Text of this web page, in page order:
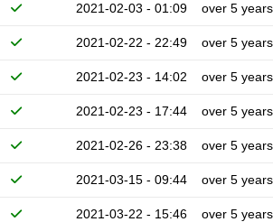
2021-02-03 - 01:09 over 5 years
2021-02-22 - 22:49 over 5 years
2021-02-23 - 14:02 over 5 years
2021-02-23 - 17:44 over 5 years
2021-02-26 - 23:38 over 5 years
2021-03-15 - 09:44 over 5 years
2021-03-22 - 15:46 over 5 years